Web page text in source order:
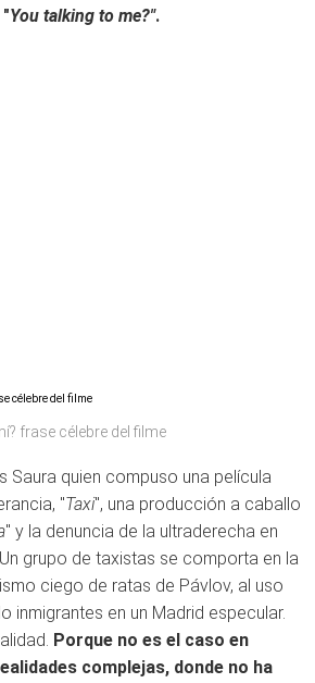
"You talking to me?".
frase célebre del filme
Saura quien compuso una película
"Taxi", una producción a caballo
" y la denuncia de la ultraderecha en
grupo de taxistas se comporta en la
ciego de ratas de Pávlov, al uso
inmigrantes en un Madrid especular.
Porque no es el caso en
complejas, donde no ha